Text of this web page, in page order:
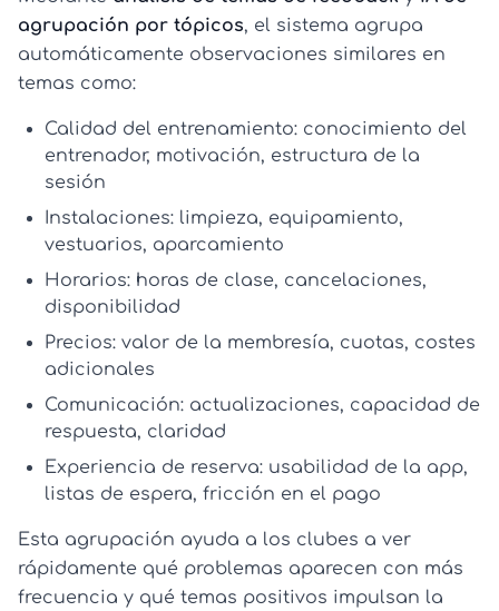
agrupación por tópicos, el sistema agrupa
automáticamente observaciones similares en
temas como:
Calidad del entrenamiento: conocimiento del
entrenador, motivación, estructura de la
sesión
Instalaciones: limpieza, equipamiento,
vestuarios, aparcamiento
Horarios: horas de clase, cancelaciones,
disponibilidad
Precios: valor de la membresía, cuotas, costes
adicionales
Comunicación: actualizaciones, capacidad de
respuesta, claridad
Experiencia de reserva: usabilidad de la app,
listas de espera, fricción en el pago
Esta agrupación ayuda a los clubes a ver
rápidamente qué problemas aparecen con más
frecuencia y qué temas positivos impulsan la